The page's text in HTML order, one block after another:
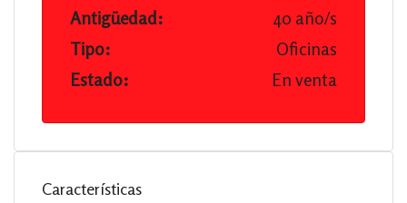
Antigüedad:
40 año/s
Tipo:
Oficinas
Estado:
En venta
Características